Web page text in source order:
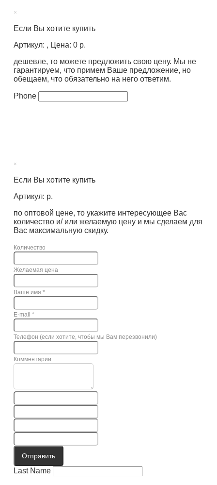
×
Если Вы хотите купить
Артикул: , Цена: 0 р.
дешевле, то можете предложить свою цену. Мы не
гарантируем, что примем Ваше предложение, но
обещаем, что обязательно на него ответим.
Phone
×
Если Вы хотите купить
Артикул: р.
по оптовой цене, то укажите интересующее Вас
количество и/ или желаемую цену и мы сделаем для
Вас максимальную скидку.
Количество
Желаемая цена
Ваше имя *
E-mail *
Телефон (если хотите, чтобы мы Вам перезвонили)
Комментарии
Отправить
Last Name